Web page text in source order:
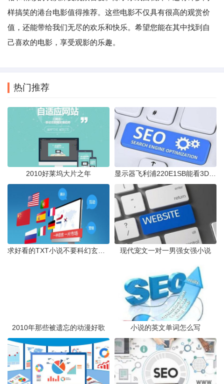
样搞笑的港台电影值得推荐。这些电影不仅具有很高的观赏价
值，还能带给我们无尽的欢乐和快乐。希望您能在其中找到自
己喜欢的电影，享受观影的乐趣。
热门推荐
2010好莱坞大片之年
现代宠文一对一男强女强小说
2010年那些被遗忘的动漫好歌 小说的英文单词怎么写